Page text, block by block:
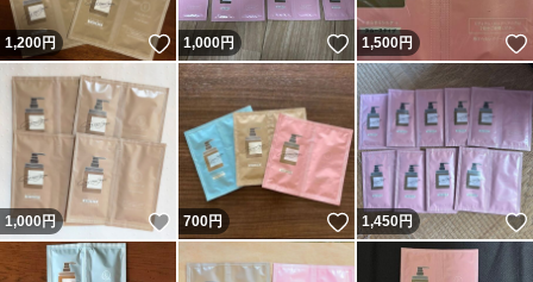
1,200円 いいね！
1,000円 いいね！
1,500円
1,000円 いいね！
700円 いいね！
1,450円